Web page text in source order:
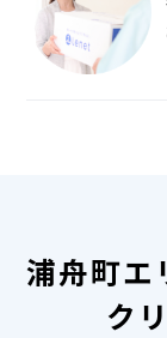
浦舟町エ
ク